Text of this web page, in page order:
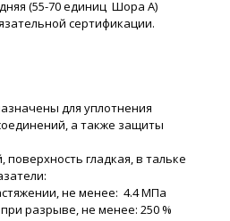
(55-70 единиц Шора А)
сертификации.
для уплотнения
а также защиты
гладкая, в тальке
не менее: 4.4 МПа
разрыве, не менее: 250 %